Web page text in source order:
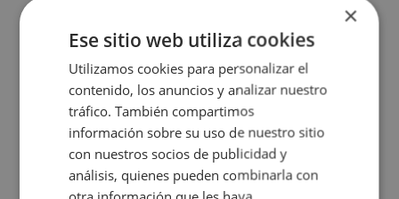
Magic times
A veces, lo que vives supera lo que imaginas. Aquí, las
vacaciones se sienten antes de contarse. Vive la
experiencia, donde nacen recuerdos que te acompañan
siempre.
×
Ese sitio web utiliza cookies
Utilizamos cookies para personalizar el
contenido, los anuncios y analizar nuestro
tráfico. También compartimos
información sobre su uso de nuestro sitio
con nuestros socios de publicidad y
análisis, quienes pueden combinarla con